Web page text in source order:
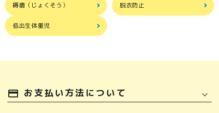
褥瘡（じょくそう） 脱衣防止
低出生体重児
payment お支払い方法について